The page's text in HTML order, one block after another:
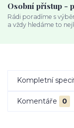
Osobní přístup -
Rádi poradíme s
a vždy hledáme to
Kompletní
Komentáře 0